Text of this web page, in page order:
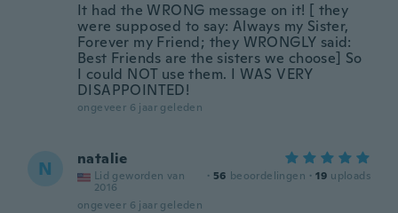
It had the WRONG message on it! [ they
were supposed to say: Always my Sister,
Forever my Friend; they WRONGLY said:
Best Friends are the sisters we choose] So
I could NOT use them. I WAS VERY
DISAPPOINTED!
ongeveer 6 jaar geleden
N natalie
Lid geworden van
2016
· 56 beoordelingen · 19 uploads
ongeveer 6 jaar geleden